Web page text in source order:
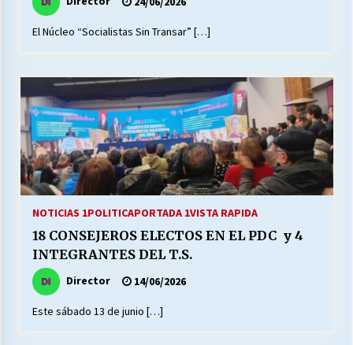
El Núcleo “Socialistas Sin Transar” […]
NOTICIAS 1POLITICAPORTADA 1VISTA RAPIDA
18 CONSEJEROS ELECTOS EN EL PDC y 4
INTEGRANTES DEL T.S.
Director 14/06/2026
Este sábado 13 de junio […]